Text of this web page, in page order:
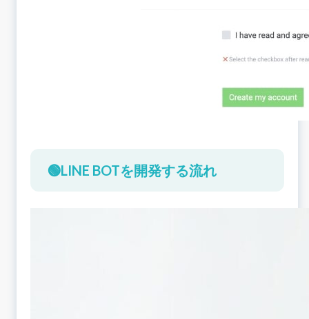
🟢LINE BOTを開発する流れ